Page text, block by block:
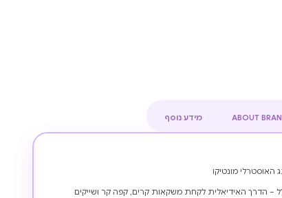
ABOUT מידע נוסף
מונטיקו
את כוס השייק והקש שלנו בנפח 700 מ”ל – הדרך האידיאלית לקחת משקאות קרים, קפה קר ושייקים